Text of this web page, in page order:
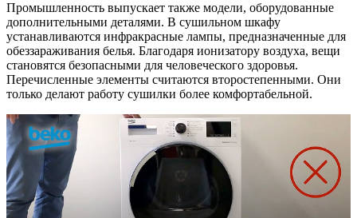
Промышленность выпускает также модели, оборудованные
дополнительными деталями. В сушильном шкафу
устанавливаются инфракрасные лампы, предназначенные для
обеззараживания белья. Благодаря ионизатору воздуха, вещи
становятся безопасными для человеческого здоровья.
Перечисленные элементы считаются второстепенными. Они
только делают работу сушилки более комфортабельной.